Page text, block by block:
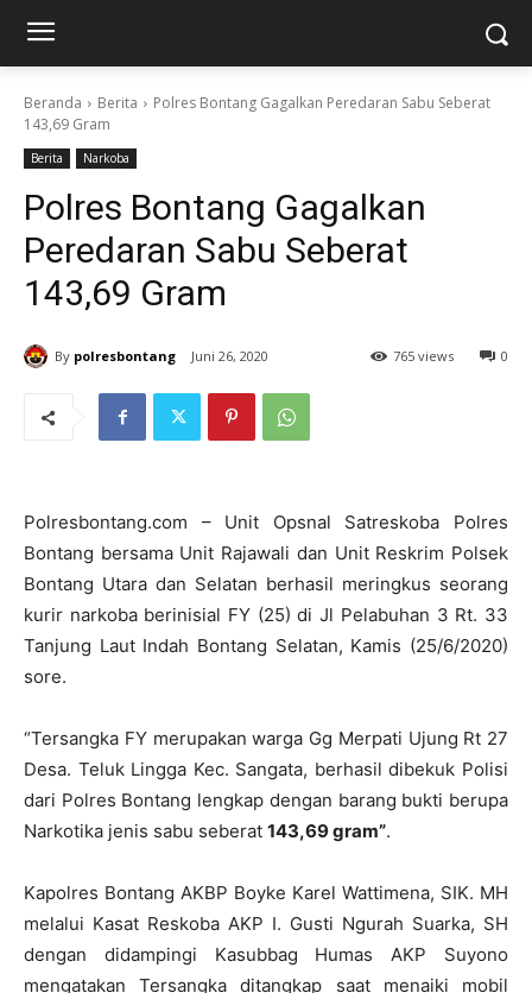
Beranda Berita
Polres Bontang Gagalkan Peredaran Sabu Seberat
143,69 Gram
Berita Narkoba
Polres Bontang Gagalkan
Peredaran Sabu Seberat
143,69 Gram
By polresbontang Juni 26, 2020 0
765 views
Polresbontang.com – Unit Opsnal Satreskoba Polres
Bontang bersama Unit Rajawali dan Unit Reskrim Polsek
Bontang Utara dan Selatan berhasil meringkus seorang
kurir narkoba berinisial FY (25) di Jl Pelabuhan 3 Rt. 33
Tanjung Laut Indah Bontang Selatan, Kamis (25/6/2020)
sore.
“Tersangka FY merupakan warga Gg Merpati Ujung Rt 27
Desa. Teluk Lingga Kec. Sangata, berhasil dibekuk Polisi
dari Polres Bontang lengkap dengan barang bukti berupa
Narkotika jenis sabu seberat 143,69 gram”.
Kapolres Bontang AKBP Boyke Karel Wattimena, SIK. MH
melalui Kasat Reskoba AKP I. Gusti Ngurah Suarka, SH
dengan didampingi Kasubbag Humas AKP Suyono
mengatakan Tersangka ditangkap saat menaiki mobil